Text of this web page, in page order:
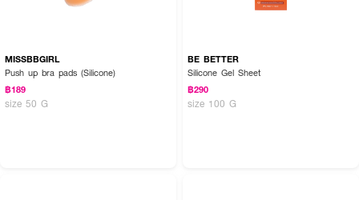
MISSBBGIRL
Push up bra pads (Silicone)
฿189
size 50 G
BE BETTER
Silicone Gel Sheet
฿290
size 100 G